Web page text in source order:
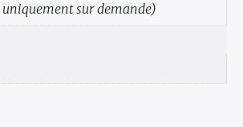
sur demande)